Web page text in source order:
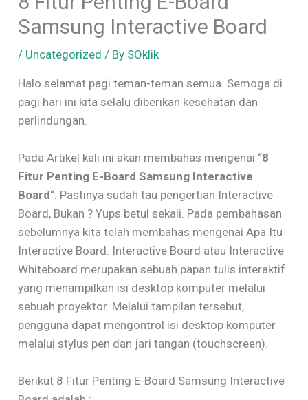
Samsung Interactive Board
/ Uncategorized / By SOklik
Halo selamat pagi teman-teman semua. Semoga di
pagi hari ini kita selalu diberikan kesehatan dan
perlindungan.
Pada Artikel kali ini akan membahas mengenai “8
Fitur Penting E-Board Samsung Interactive
Board“. Pastinya sudah tau pengertian Interactive
Board, Bukan ? Yups betul sekali. Pada pembahasan
sebelumnya kita telah membahas mengenai Apa Itu
Interactive Board. Interactive Board atau Interactive
Whiteboard merupakan sebuah papan tulis interaktif
yang menampilkan isi desktop komputer melalui
sebuah proyektor. Melalui tampilan tersebut,
pengguna dapat mengontrol isi desktop komputer
melalui stylus pen dan jari tangan (touchscreen).
Berikut 8 Fitur Penting E-Board Samsung Interactive